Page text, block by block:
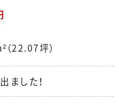
22.07坪）
ました！